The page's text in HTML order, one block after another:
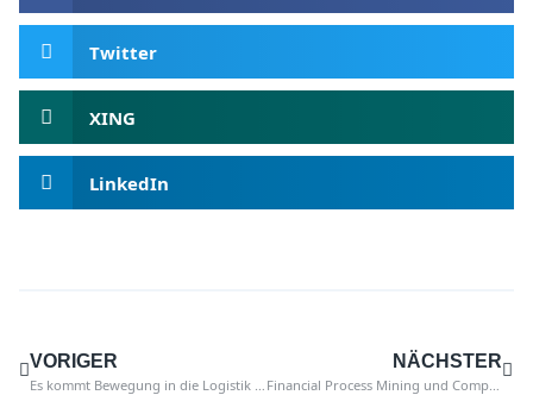
Twitter
XING
LinkedIn
VORIGER
Es kommt Bewegung in die Logistik – 3 Quick Wins in der Materialwirtschaft
NÄCHSTER
Financial Process Mining und Compliance in Prozessmodellen